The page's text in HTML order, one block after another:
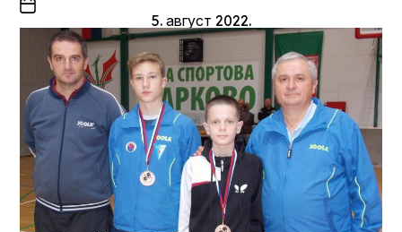
članka
5. август 2022.